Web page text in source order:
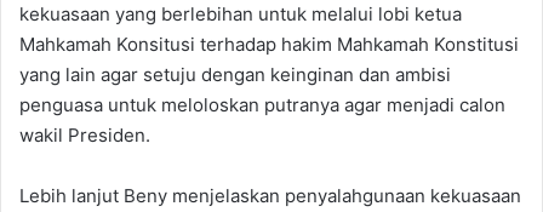
kekuasaan yang berlebihan untuk melalui lobi ketua
Mahkamah Konsitusi terhadap hakim Mahkamah Konstitusi
yang lain agar setuju dengan keinginan dan ambisi
penguasa untuk meloloskan putranya agar menjadi calon
wakil Presiden.
Lebih lanjut Beny menjelaskan penyalahgunaan kekuasaan